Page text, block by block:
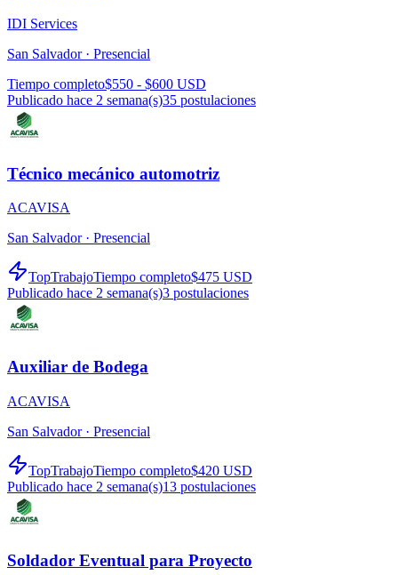
IDI Services
San Salvador · Presencial
Tiempo completo$550 - $600 USD
Publicado hace 2 semana(s)35 postulaciones
Técnico mecánico automotriz
ACAVISA
San Salvador · Presencial
TopTrabajoTiempo completo$475 USD
Publicado hace 2 semana(s)3 postulaciones
Auxiliar de Bodega
ACAVISA
San Salvador · Presencial
TopTrabajoTiempo completo$420 USD
Publicado hace 2 semana(s)13 postulaciones
Soldador Eventual para Proyecto